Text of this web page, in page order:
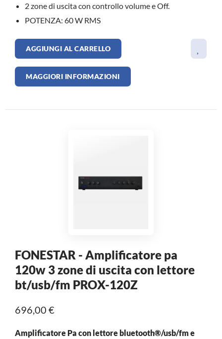
2 zone di uscita con controllo volume e Off.
POTENZA: 60 W RMS
AGGIUNGI AL CARRELLO
MAGGIORI INFORMAZIONI
FONESTAR - Amplificatore pa
120w 3 zone di uscita con lettore
bt/usb/fm PROX-120Z
696,00 €
Amplificatore Pa con lettore bluetooth®/usb/fm e